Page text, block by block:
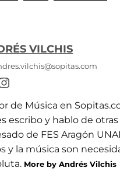
VILCHIS
de Música en
escribo y hablo de otras
de FES Aragón
y la música son
More by Andrés Vilchis